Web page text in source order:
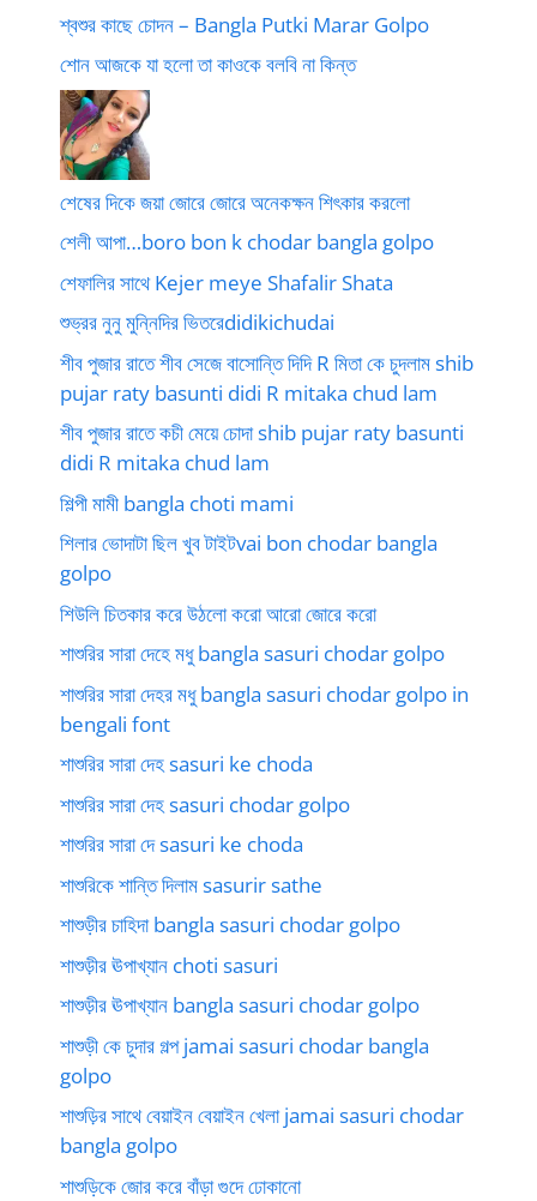
শ্বশুর কাছে চোদন – Bangla Putki Marar Golpo
শোন আজকে যা হলো তা কাওকে বলবি না কিন্ত
শেষের দিকে জয়া জোরে জোরে অনেকক্ষন শিৎকার করলো
শেলী আপা…boro bon k chodar bangla golpo
শেফালির সাথে Kejer meye Shafalir Shata
শুভ্রর নুনু মুন্নিদির ভিতরেdidikichudai
শীব পুজার রাতে শীব সেজে বাসোন্তি দিদি R মিতা কে চুদলাম shib
pujar raty basunti didi R mitaka chud lam
শীব পুজার রাতে কচী মেয়ে চোদা shib pujar raty basunti
didi R mitaka chud lam
শিল্পী মামী bangla choti mami
শিলার ভোদাটা ছিল খুব টাইটvai bon chodar bangla
golpo
শিউলি চিতকার করে উঠলো করো আরো জোরে করো
শাশুরির সারা দেহে মধু bangla sasuri chodar golpo
শাশুরির সারা দেহর মধু bangla sasuri chodar golpo in
bengali font
শাশুরির সারা দেহ sasuri ke choda
শাশুরির সারা দেহ sasuri chodar golpo
শাশুরির সারা দে sasuri ke choda
শাশুরিকে শান্তি দিলাম sasurir sathe
শাশুড়ীর চাহিদা bangla sasuri chodar golpo
শাশুড়ীর ঊপাখ্যান choti sasuri
শাশুড়ীর ঊপাখ্যান bangla sasuri chodar golpo
শাশুড়ী কে চুদার গল্প jamai sasuri chodar bangla
golpo
শাশুড়ির সাথে বেয়াইন বেয়াইন খেলা jamai sasuri chodar
bangla golpo
শাশুড়িকে জোর করে বাঁড়া গুদে ঢোকানো